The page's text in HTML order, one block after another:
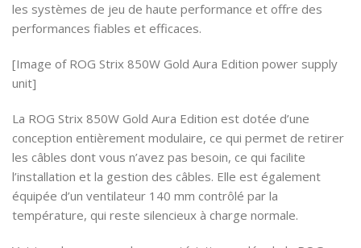
les systèmes de jeu de haute performance et offre des
performances fiables et efficaces.
[Image of ROG Strix 850W Gold Aura Edition power supply
unit]
La ROG Strix 850W Gold Aura Edition est dotée d’une
conception entièrement modulaire, ce qui permet de retirer
les câbles dont vous n’avez pas besoin, ce qui facilite
l’installation et la gestion des câbles. Elle est également
équipée d’un ventilateur 140 mm contrôlé par la
température, qui reste silencieux à charge normale.